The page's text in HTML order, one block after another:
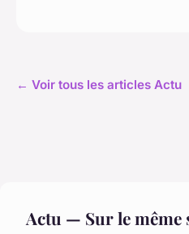
← Voir tous les articles Actu
Actu — Sur le même